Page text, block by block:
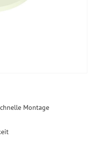
Montage